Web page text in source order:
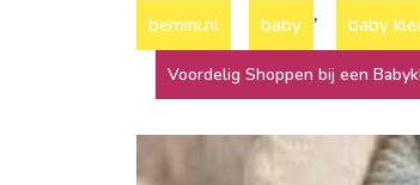
bemini.nl baby , baby
Voordelig Shoppen bij een